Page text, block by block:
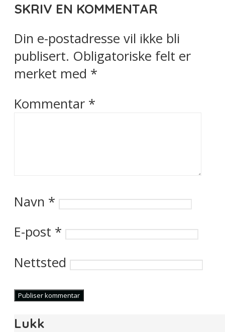
SKRIV EN KOMMENTAR
Din e-postadresse vil ikke bli
publisert. Obligatoriske felt er
merket med *
Kommentar *
Navn *
E-post *
Nettsted
Lukk